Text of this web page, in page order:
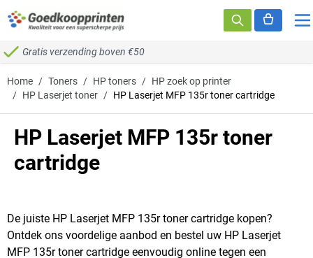
Ga naar de inhoud
Gratis verzending boven €50
Home / Toners / HP toners / HP zoek op printer
/ HP Laserjet toner / HP Laserjet MFP 135r toner cartridge
HP Laserjet MFP 135r toner
cartridge
De juiste HP Laserjet MFP 135r toner cartridge kopen?
Ontdek ons voordelige aanbod en bestel uw HP Laserjet
MFP 135r toner cartridge eenvoudig online tegen een